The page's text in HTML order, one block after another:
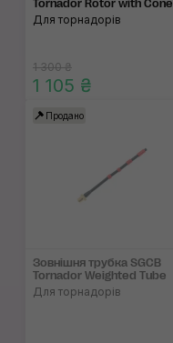
Tornador Rotor with Cone
Для торнадорів
1 300 ₴
1 105 ₴
Продано
Зовнішня трубка SGCB
Tornador Weighted Tube
Для торнадорів